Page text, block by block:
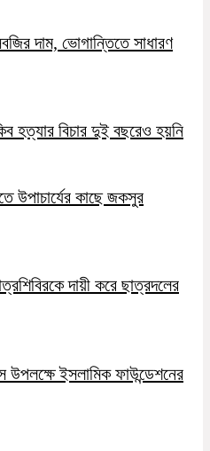
দাম, ভোগান্তিতে সাধারণ
হত্যার বিচার দুই বছরেও হয়নি
উপাচার্যের কাছে জকসুর
দায়ী করে ছাত্রদলের
ইসলামিক ফাউন্ডেশনের